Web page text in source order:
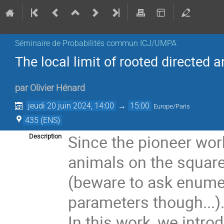
Séminaire de Probabilités commun ICJ/UMPA
The local limit of rooted directed
par Olivier Hénard
jeudi 20 juin 2024, 14:00 → 15:00 Europe/Paris
435 (ENS)
Description
Since the pioneer
animals on the
(beware to ask
parameters